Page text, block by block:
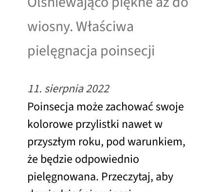
wiosny. Właściwa
pielęgnacja poinsecji
11. sierpnia 2022
Poinsecja może zachować swoje
kolorowe przylistki nawet w
przyszłym roku, pod warunkiem,
że będzie odpowiednio
pielęgnowana. Przeczytaj, aby